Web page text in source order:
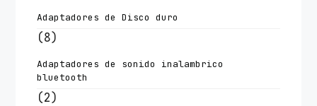
Adaptadores de Disco duro
(8)
Adaptadores de sonido inalambrico
bluetooth
(2)